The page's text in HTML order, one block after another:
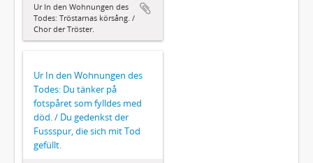
Ur In den Wohnungen des
Todes: Tröstarnas körsång. /
Chor der Tröster.
Ur In den Wohnungen des
Todes: Du tänker på
fotspåret som fylldes med
död. / Du gedenkst der
Fussspur, die sich mit Tod
gefüllt.